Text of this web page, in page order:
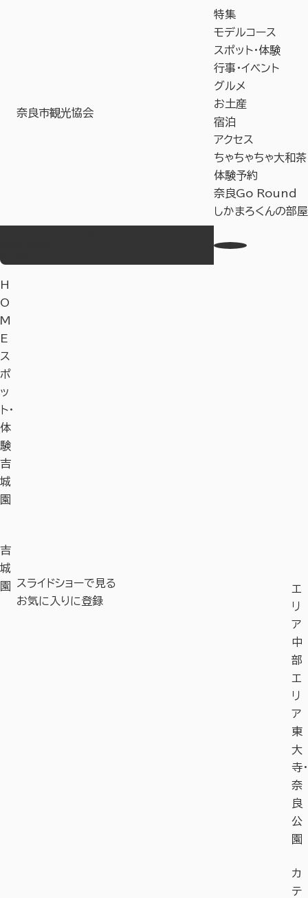
奈良市観光協会
特集
モデルコース
スポット・体験
行事・イベント
グルメ
お土産
宿泊
アクセス
ちゃちゃちゃ大和茶
体験予約
奈良Go Round
しかまろくんの部屋
H
O
M
E
ス
ポ
ッ
ト・
体
験
吉
城
園
吉
城
園
スライドショーで見る
お気に入りに登録
エ
リ
ア
中
部
エ
リ
ア
東
大
寺・
奈
良
公
園
カ
テ